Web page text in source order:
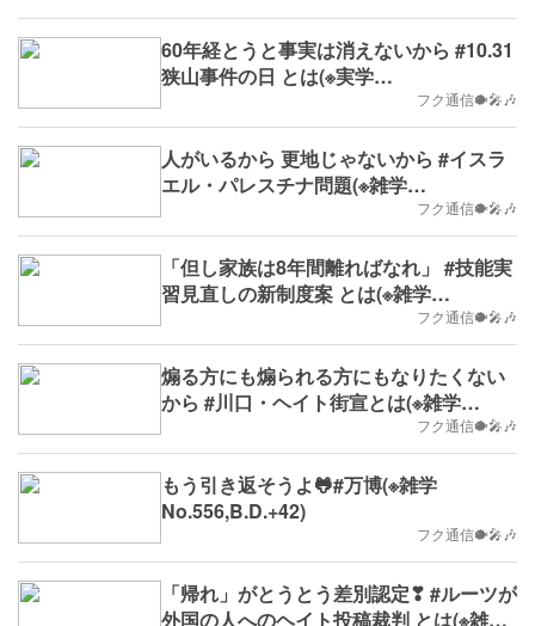
60年経とうと事実は消えないから #10.31
狭山事件の日 とは(※実学
No.569,2023/10/30(月)～,B.D.+55)フク通信🐡🎤🎶
人がいるから 更地じゃないから #イスラ
エル・パレスチナ問題(※雑学
フク通信🐡🎤🎶
「但し家族は8年間離ればなれ」 #技能実
習見直しの新制度案 とは(※雑学
フク通信🐡🎤🎶
煽る方にも煽られる方にもなりたくない
から #川口・ヘイト街宣とは(※雑学
フク通信🐡🎤🎶
もう引き返そうよ🐸#万博(※雑学
No.556,B.D.+42)
フク通信🐡🎤🎶
「帰れ」がとうとう差別認定❣ #ルーツが
外国の人へのヘイト投稿裁判 とは(※雑学